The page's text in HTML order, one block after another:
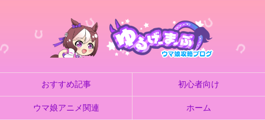
おすすめ記事 初心者向け
ウマ娘アニメ関連 ホーム